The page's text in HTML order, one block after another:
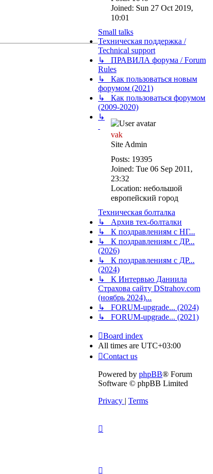
Joined: Sun 27 Oct 2019,
10:01
vak
Site Admin
Posts: 19395
Joined: Tue 06 Sep 2011,
23:32
Location: небольшой
европейский город
Small talks
Техническая поддержка /
Technical support
↳ ПРАВИЛА форума / Forum
Rules
↳ Как пользоваться новым
форумом (2021)
↳ Как пользоваться форумом
(2009-2020)
↳
Техническая болталка
↳ Архив тех-болталки
↳ К поздравлениям с НГ...
↳ К поздравлениям с ДР...
(2026)
↳ К поздравлениям с ДР...
(2024)
↳ К Интервью Даниила
Страхова сайту DStrahov.com
(ноябрь 2024)...
↳ FORUM-upgrade... (2024)
↳ FORUM-upgrade... (2021)
Board index
All times are UTC+03:00
Contact us
Powered by phpBB® Forum
Software © phpBB Limited
Privacy | Terms